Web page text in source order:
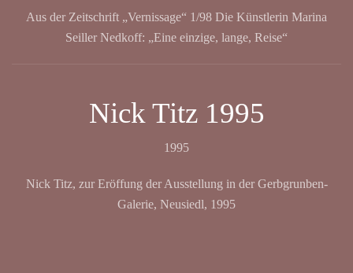
Aus der Zeitschrift „Vernissage“ 1/98 Die Künstlerin Marina
Seiller Nedkoff: „Eine einzige, lange, Reise“
Nick Titz 1995
1995
Nick Titz, zur Eröffung der Ausstellung in der Gerbgrunben-
Galerie, Neusiedl, 1995